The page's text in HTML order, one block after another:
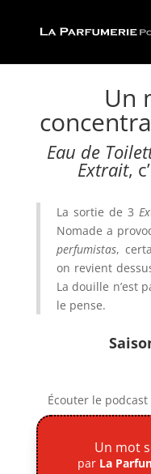
Un
Eau de
Extrait,
La sortie de 3
Nomade a
perfumistas,
on revient
La douille n’est
le pense.
Écouter le
Un mot
par La